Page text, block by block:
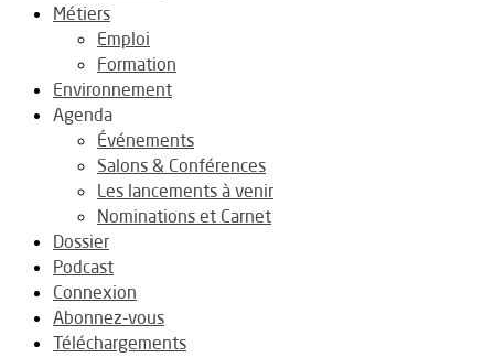
Métiers
Emploi
Formation
Environnement
Agenda
Événements
Salons & Conférences
Les lancements à venir
Nominations et Carnet
Dossier
Podcast
Connexion
Abonnez-vous
Téléchargements